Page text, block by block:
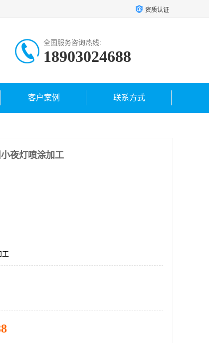
资质认证
全国服务咨询热线:
18903024688
客户案例 联系方式
夜灯喷涂加工
工